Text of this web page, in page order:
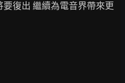
復出 繼續為電音界帶來更